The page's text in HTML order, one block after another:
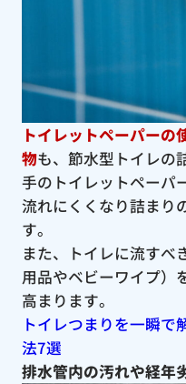
トイレットペーパーの
物も、節水型トイレの
手のトイレットペーパ
流れにくくなり詰まり
す。
また、トイレに流すべ
用品やベビーワイプ）
高まります。
トイレつまりを一瞬で
法7選
排水管内の汚れや経年